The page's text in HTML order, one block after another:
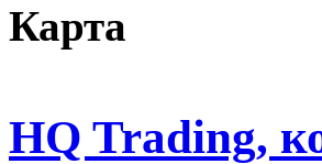
Карта
HQ Trading,